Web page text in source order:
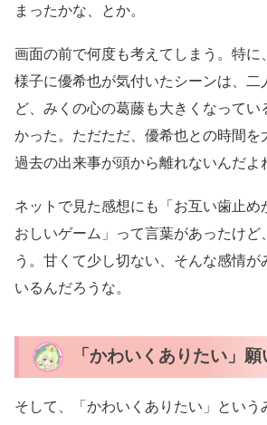
まったかな、とか。
画面の前で何度も考えてしまう。特に
様子に優希也が気付いたシーンは、二
ど、みくの心の葛藤も大きくなってい
かった。ただただ、優希也との時間を
過去の出来事が頭から離れないんだよ
ネットで見た感想にも「お互い歯止め
おしいゲーム」って言葉があったけど
う。甘くて少し切ない、そんな感情が
いるんだろうな。
「かわいくありたい」
そして、「かわいくありたい」という